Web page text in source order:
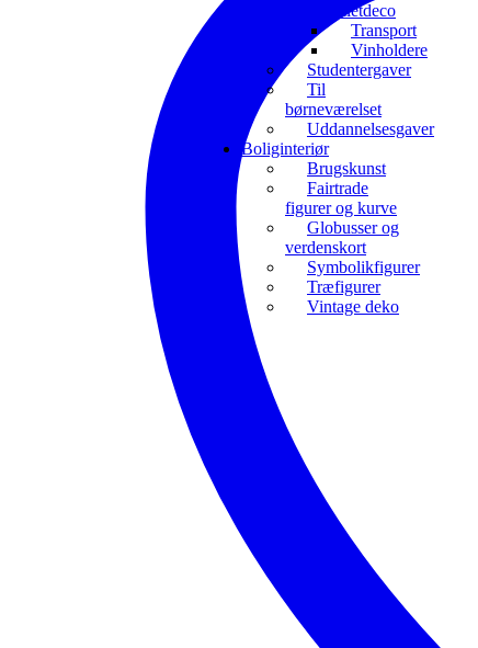
toiletdeco
Transport
Vinholdere
Studentergaver
Til
børneværelset
Uddannelsesgaver
Boliginteriør
Brugskunst
Fairtrade
figurer og kurve
Globusser og
verdenskort
Symbolikfigurer
Træfigurer
Vintage deko